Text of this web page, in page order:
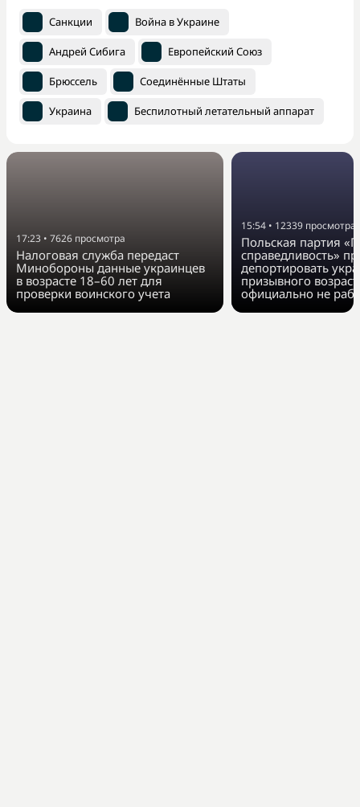
Санкции Война в Украине
Андрей Сибига Европейский Союз
Брюссель Соединённые Штаты
Украина Беспилотный летательный аппарат
17:23 • 7626 просмотра
Налоговая служба передаст
Минобороны данные украинцев
в возрасте 18–60 лет для
проверки воинского учета
15:54 • 12339 просмотра
Польская партия
справедливость»
депортировать
призывного
официально не